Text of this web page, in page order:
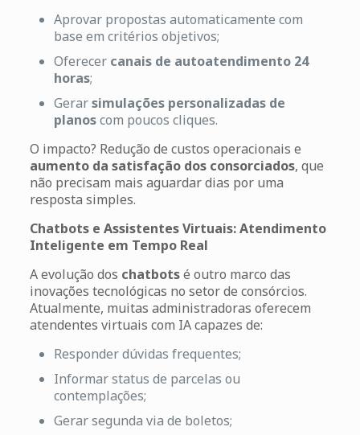
Aprovar propostas automaticamente com
base em critérios objetivos;
Oferecer canais de autoatendimento 24
horas;
Gerarsimulações personalizadas de
planoscom poucos cliques.
O impacto? Redução de custos operacionais e
aumento da satisfação dos consorciados, que
não precisam mais aguardar dias por uma
resposta simples.
Chatbots e Assistentes Virtuais: Atendimento
Inteligente em Tempo Real
A evolução dos chatbotsé outro marco das
inovações tecnológicas no setor de consórcios.
Atualmente, muitas administradoras oferecem
atendentes virtuais com IA capazes de:
Responder dúvidas frequentes;
Informar status de parcelas ou
contemplações;
Gerar segunda via de boletos;